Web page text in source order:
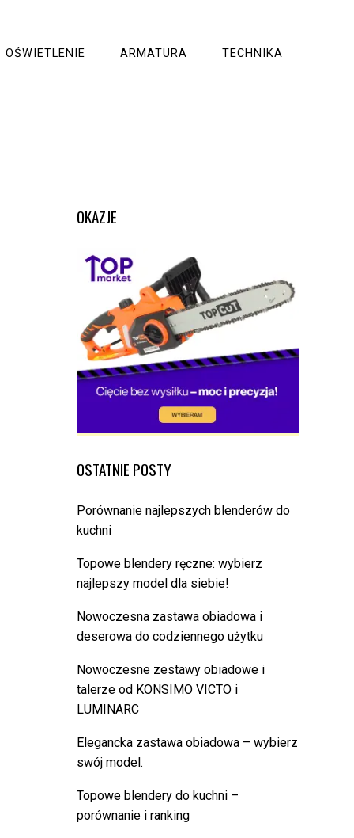
OŚWIETLENIE ARMATURA TECHNIKA
OKAZJE
OSTATNIE POSTY
Porównanie najlepszych blenderów do
kuchni
Topowe blendery ręczne: wybierz
najlepszy model dla siebie!
Nowoczesna zastawa obiadowa i
deserowa do codziennego użytku
Nowoczesne zestawy obiadowe i
talerze od KONSIMO VICTO i
LUMINARC
Elegancka zastawa obiadowa – wybierz
swój model.
Topowe blendery do kuchni –
porównanie i ranking